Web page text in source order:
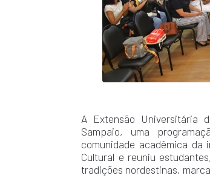
A Extensão Universitária
Sampaio, uma
comunidade acadêmica
Cultural e reuniu
tradições nordestinas,